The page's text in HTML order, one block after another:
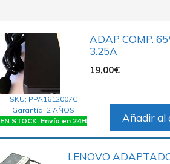
SKU: PPA1612007C
Garantía: 2 AÑOS
EN STOCK. Envío en 24H
ADAP COMP.
3.25A
19,00€
Añadir al
LENOVO